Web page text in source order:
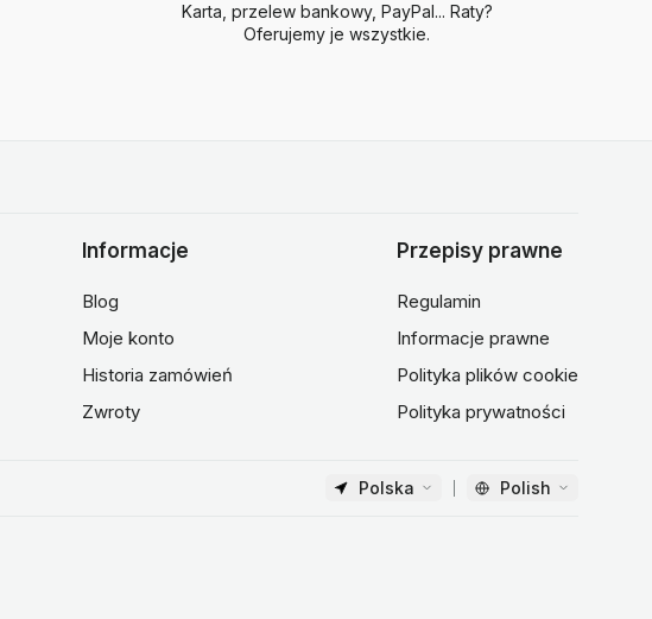
Karta, przelew bankowy, PayPal... Raty?
Oferujemy je wszystkie.
Informacje
Blog
Moje konto
Historia zamówień
Zwroty
Przepisy prawne
Regulamin
Informacje prawne
Polityka plików cookie
Polityka prywatności
Polska Polish